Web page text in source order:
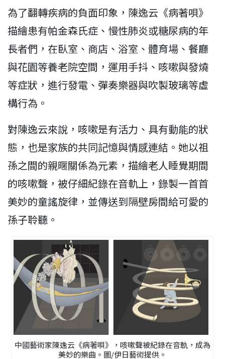
為了翻轉疾病的負面印象，陳逸云《病著唄》
描繪患有帕金森氏症、慢性肺炎或糖尿病的年
長者們，在臥室、商店、浴室、體育場、餐廳
與花園等養老院空間，運用手抖、咳嗽與發燒
等症狀，進行發電、彈奏樂器與吹製玻璃等虛
構行為。
對陳逸云來說，咳嗽是有活力、具有動能的狀
態，也是家族的共同記憶與情感連結。她以祖
孫之間的親暱關係為元素，描繪老人睡覺期間
的咳嗽聲，被仔細紀錄在音軌上，錄製一首首
美妙的童謠旋律，並傳送到隔壁房間給可愛的
孫子聆聽。
中國藝術家陳逸云《病著唄》，咳嗽聲被紀錄在音軌，成為
美妙的樂曲。圖/伊日藝術提供。